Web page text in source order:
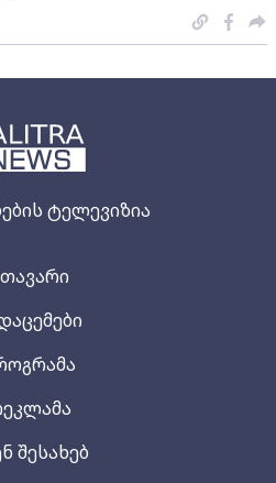
ტელევიზია
შესახებ